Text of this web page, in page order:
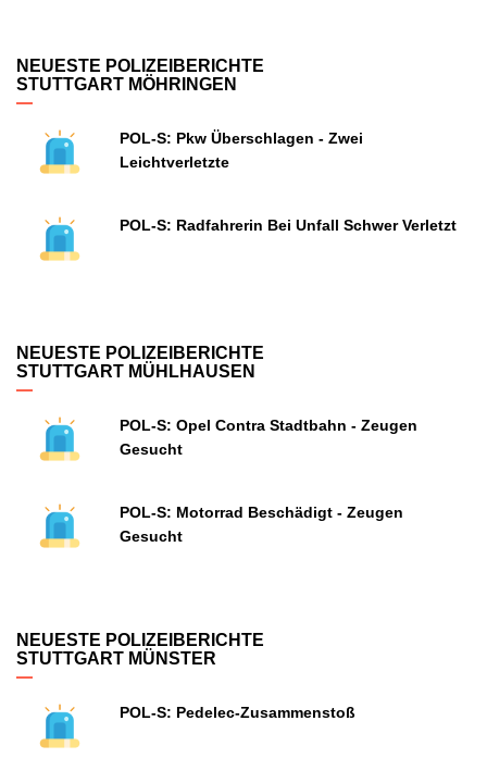
NEUESTE POLIZEIBERICHTE
STUTTGART MÖHRINGEN
POL-S: Pkw Überschlagen - Zwei
Leichtverletzte
POL-S: Radfahrerin Bei Unfall Schwer Verletzt
NEUESTE POLIZEIBERICHTE
STUTTGART MÜHLHAUSEN
POL-S: Opel Contra Stadtbahn - Zeugen
Gesucht
POL-S: Motorrad Beschädigt - Zeugen
Gesucht
NEUESTE POLIZEIBERICHTE
STUTTGART MÜNSTER
POL-S: Pedelec-Zusammenstoß